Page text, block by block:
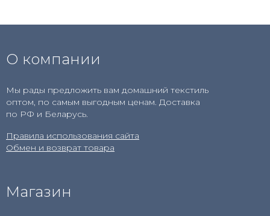
О компании
Мы рады предложить вам домашний текстиль
оптом, по самым выгодным ценам. Доставка
по РФ и Беларусь.
Правила использования сайта
Обмен и возврат товара
Магазин